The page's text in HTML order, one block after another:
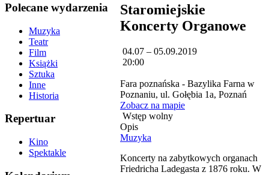
Polecane wydarzenia
Muzyka
Teatr
Film
Książki
Sztuka
Inne
Historia
Repertuar
Kino
Spektakle
Staromiejskie
Koncerty Organowe
04.07 – 05.09.2019
20:00
Fara poznańska - Bazylika Farna w
Poznaniu, ul. Gołębia 1a, Poznań
Zobacz na mapie
Wstęp wolny
Opis
Muzyka
Koncerty na zabytkowych organach
Friedricha Ladegasta z 1876 roku. W